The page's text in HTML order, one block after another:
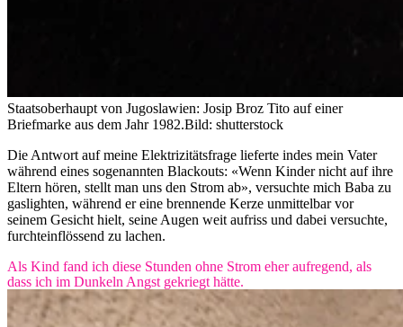
Staatsoberhaupt von Jugoslawien: Josip Broz Tito auf einer
Briefmarke aus dem Jahr 1982.Bild: shutterstock
Die Antwort auf meine Elektrizitätsfrage lieferte indes mein Vater
während eines sogenannten Blackouts: «Wenn Kinder nicht auf ihre
Eltern hören, stellt man uns den Strom ab», versuchte mich Baba zu
gaslighten, während er eine brennende Kerze unmittelbar vor
seinem Gesicht hielt, seine Augen weit aufriss und dabei versuchte,
furchteinflössend zu lachen.
Als Kind fand ich diese Stunden ohne Strom eher aufregend, als
dass ich im Dunkeln Angst gekriegt hätte.